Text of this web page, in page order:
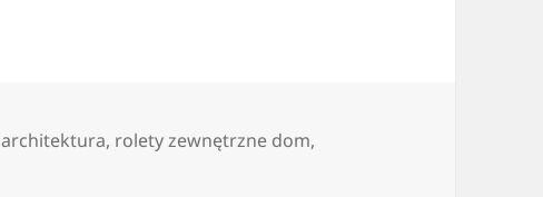
Tagi
architektura, rolety zewnętrzne dom,